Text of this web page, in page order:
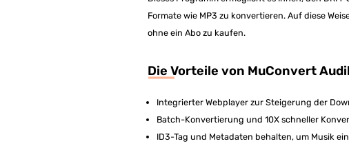
Formate wie MP3 zu konvertieren. Auf diese
ohne ein Abo zu kaufen.
Die Vorteile von MuConvert
Integrierter Webplayer zur Steigerung der
Batch-Konvertierung und 10X schneller
ID3-Tag und Metadaten behalten, um Musik